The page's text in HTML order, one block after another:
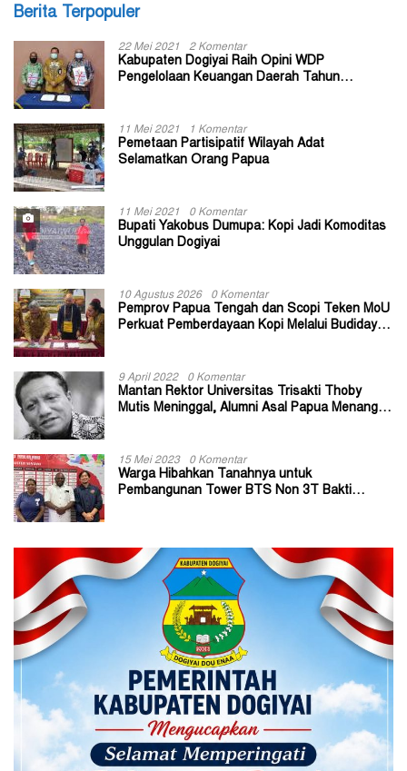
Berita Terpopuler
22 Mei 2021 2 Komentar
Kabupaten Dogiyai Raih Opini WDP
Pengelolaan Keuangan Daerah Tahun
11 Mei 2021 1 Komentar
Pemetaan Partisipatif Wilayah Adat
Selamatkan Orang Papua
11 Mei 2021 0 Komentar
Bupati Yakobus Dumupa: Kopi Jadi Komoditas
Unggulan Dogiyai
10 Agustus 2026 0 Komentar
Pemprov Papua Tengah dan Scopi Teken MoU
Perkuat Pemberdayaan Kopi Melalui Budidaya
9 April 2022 0 Komentar
Mantan Rektor Universitas Trisakti Thoby
Mutis Meninggal, Alumni Asal Papua Menangis:
15 Mei 2023 0 Komentar
Warga Hibahkan Tanahnya untuk
Pembangunan Tower BTS Non 3T Bakti